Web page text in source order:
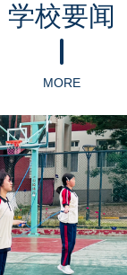
学校要闻
MORE